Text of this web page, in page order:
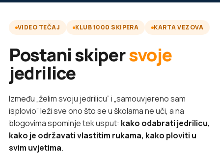
VIDEO TEČAJ KLUB 1000 SKIPERA KARTA VEZOVA
Postani skipersvoje
jedrilice
Između „želim svoju jedrilicu” i „samouvjereno sam
isplovio” leži sve ono što se u školama ne uči, a na
blogovima spominje tek usput: kako odabrati jedrilicu,
kako je održavati vlastitim rukama, kako ploviti u
svim uvjetima.